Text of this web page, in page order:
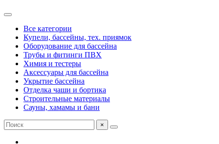
Все категории
Купели, бассейны, тех. приямок
Оборудование для бассейна
Трубы и фитинги ПВХ
Химия и тестеры
Аксессуары для бассейна
Укрытие бассейна
Отделка чаши и бортика
Строительные материалы
Сауны, хамамы и бани
×